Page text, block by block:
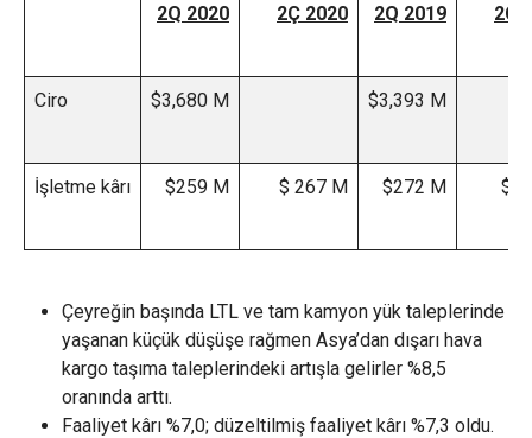
2Q 2020
2Ç 2020
2Q 2019
2Ç
Ciro $3,680 M $3,393 M
İşletme kârı $259 M $ 267 M $272 M
Çeyreğin başında LTL ve tam kamyon yük taleplerinde
yaşanan küçük düşüşe rağmen Asya’dan dışarı hava
kargo taşıma taleplerindeki artışla gelirler %8,5
oranında arttı.
Faaliyet kârı %7,0; düzeltilmiş faaliyet kârı %7,3 oldu.